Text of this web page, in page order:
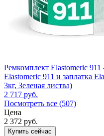
Ремкомплект Elastomeric
Elastomeric 911 и заплатка
3кг, Зеленая листва)
2 717 руб.
Посмотреть все (507)
Цена
2 372 руб.
Купить сейчас